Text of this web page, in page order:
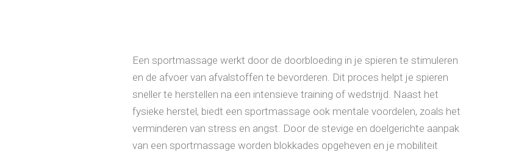
Een sportmassage werkt door de doorbloeding in je spieren te stimuleren
en de afvoer van afvalstoffen te bevorderen. Dit proces helpt je spieren
sneller te herstellen na een intensieve training of wedstrijd. Naast het
fysieke herstel, biedt een sportmassage ook mentale voordelen, zoals het
verminderen van stress en angst. Door de stevige en doelgerichte aanpak
van een sportmassage worden blokkades opgeheven en je mobiliteit